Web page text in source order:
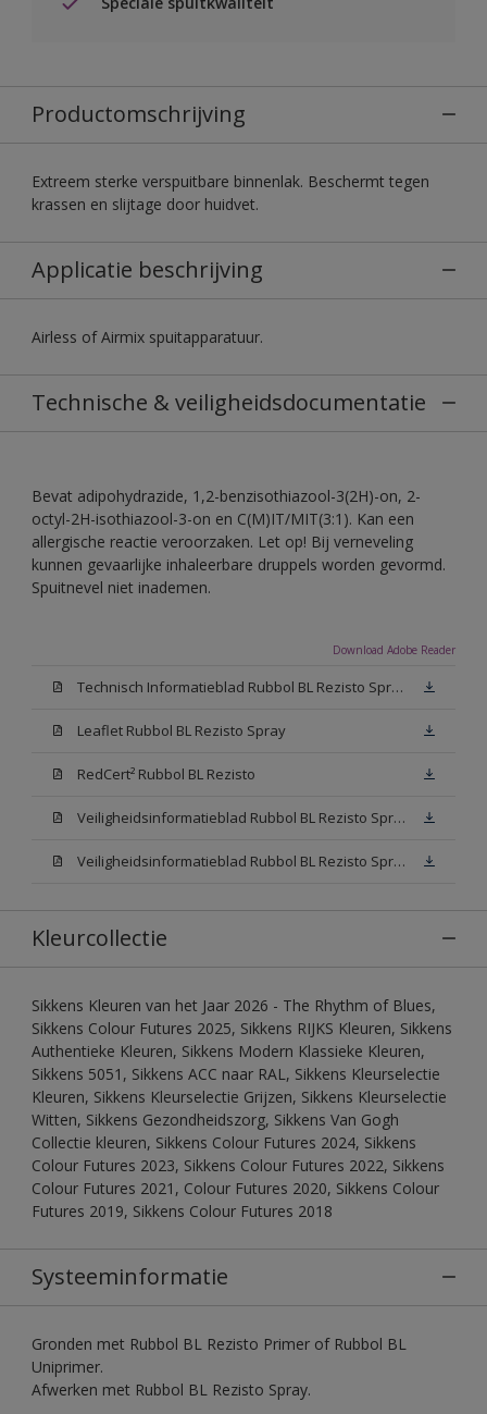
Productomschrijving
Extreem sterke verspuitbare binnenlak. Beschermt tegen
krassen en slijtage door huidvet.
Applicatie beschrijving
Airless of Airmix spuitapparatuur.
Technische & veiligheidsdocumentatie
Bevat adipohydrazide, 1,2-benzisothiazool-3(2H)-on, 2-
octyl-2H-isothiazool-3-on en C(M)IT/MIT(3:1). Kan een
allergische reactie veroorzaken. Let op! Bij verneveling
kunnen gevaarlijke inhaleerbare druppels worden gevormd.
Spuitnevel niet inademen.
Download Adobe Reader
Technisch Informatieblad Rubbol BL Rezisto Spray (PDF)
Leaflet Rubbol BL Rezisto Spray
RedCert² Rubbol BL Rezisto
Veiligheidsinformatieblad Rubbol BL Rezisto Spray W05 (MSDS)
Veiligheidsinformatieblad Rubbol BL Rezisto Spray N00 (MSDS)
Kleurcollectie
Sikkens Kleuren van het Jaar 2026 - The Rhythm of Blues,
Sikkens Colour Futures 2025, Sikkens RIJKS Kleuren, Sikkens
Authentieke Kleuren, Sikkens Modern Klassieke Kleuren,
Sikkens 5051, Sikkens ACC naar RAL, Sikkens Kleurselectie
Kleuren, Sikkens Kleurselectie Grijzen, Sikkens Kleurselectie
Witten, Sikkens Gezondheidszorg, Sikkens Van Gogh
Collectie kleuren, Sikkens Colour Futures 2024, Sikkens
Colour Futures 2023, Sikkens Colour Futures 2022, Sikkens
Colour Futures 2021, Colour Futures 2020, Sikkens Colour
Futures 2019, Sikkens Colour Futures 2018
Systeeminformatie
Gronden met Rubbol BL Rezisto Primer of Rubbol BL
Uniprimer.
Afwerken met Rubbol BL Rezisto Spray.